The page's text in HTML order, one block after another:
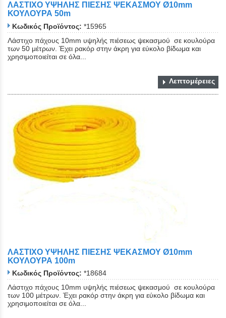
ΛΑΣΤΙΧΟ ΥΨΗΛΗΣ ΠΙΕΣΗΣ ΨΕΚΑΣΜΟΥ Ø10mm
ΚΟΥΛΟΥΡΑ 50m
Κωδικός Προϊόντος: *15965
Λάστιχο πάχους 10mm υψηλής πιέσεως ψεκασμού σε κουλούρα
των 50 μέτρων. Έχει ρακόρ στην άκρη για εύκολο βίδωμα και
χρησιμοποιείται σε όλα...
Λεπτομέρειες
ΛΑΣΤΙΧΟ ΥΨΗΛΗΣ ΠΙΕΣΗΣ ΨΕΚΑΣΜΟΥ Ø10mm
ΚΟΥΛΟΥΡΑ 100m
Κωδικός Προϊόντος: *18684
Λάστιχο πάχους 10mm υψηλής πιέσεως ψεκασμού σε κουλούρα
των 100 μέτρων. Έχει ρακόρ στην άκρη για εύκολο βίδωμα και
χρησιμοποιείται σε όλα...